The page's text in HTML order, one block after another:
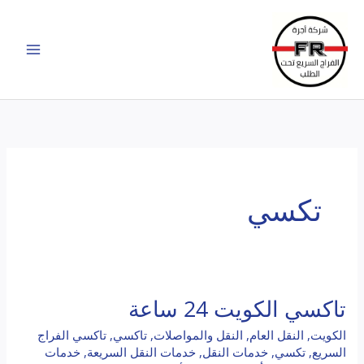
المحتوى
تكسي
تاكسي الكويت 24 ساعة
الكويت, النقل العام, النقل والمواصلات,تاكسي,تاكسي الفراج
السريع,تكسي,خدمات النقل,خدمات النقل السريعة,خدمات
تاكسي
24